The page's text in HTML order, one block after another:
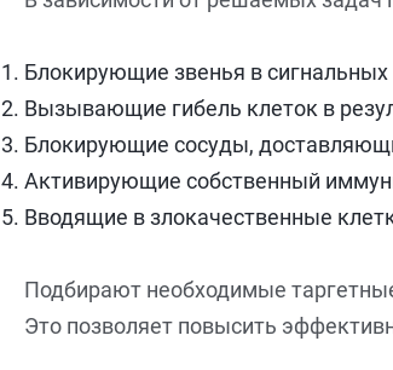
Блокирующие звенья в
Вызывающие гибель клеток в
Блокирующие сосуды,
Активирующие собственный
Вводящие в злокачественные
Подбирают необходимые
Это позволяет повысить